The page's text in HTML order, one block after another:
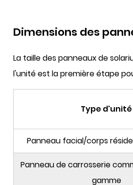
Dimensions des
La taille des panneaux de
l'unité est la première étape
Type d'unité
Panneau facial/corps
Panneau de carrosserie
gamme